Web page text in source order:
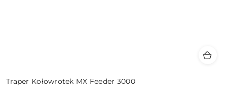
Traper Kołowrotek MX Feeder 3000